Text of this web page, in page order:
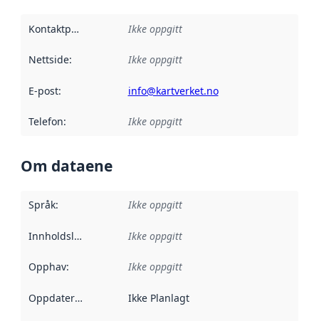
Kontaktpunkt Ikke oppgitt
Nettside: Ikke oppgitt
E-post: info@kartverket.no
Telefon: Ikke oppgitt
Om dataene
Språk: Ikke oppgitt
Innholdsleverandører :
Ikke oppgitt
Opphav: Ikke oppgitt
Oppdateringsfrekvens :
Ikke Planlagt